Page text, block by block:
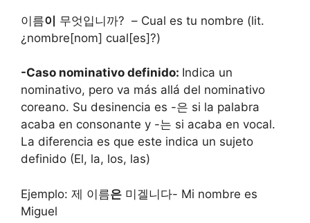
이름이 무엇입니까? – Cual es tu nombre (lit.
¿nombre[nom] cual[es]?)
-Caso nominativo definido: Indica un
nominativo, pero va más allá del nominativo
coreano. Su desinencia es -은 si la palabra
acaba en consonante y -는 si acaba en vocal.
La diferencia es que este indica un sujeto
definido (El, la, los, las)
Ejemplo: 제 이름은 미겔니다- Mi nombre es
Miguel